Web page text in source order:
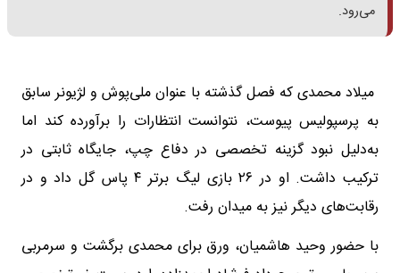
می‌رود.
میلاد محمدی که فصل گذشته با عنوان ملی‌پوش و لژیونر سابق
به پرسپولیس پیوست، نتوانست انتظارات را برآورده کند اما
به‌دلیل نبود گزینه تخصصی در دفاع چپ، جایگاه ثابتی در
ترکیب داشت. او در ۲۶ بازی لیگ برتر ۴ پاس گل داد و در
رقابت‌های دیگر نیز به میدان رفت.
با حضور وحید هاشمیان، ورق برای محمدی برگشت و سرمربی